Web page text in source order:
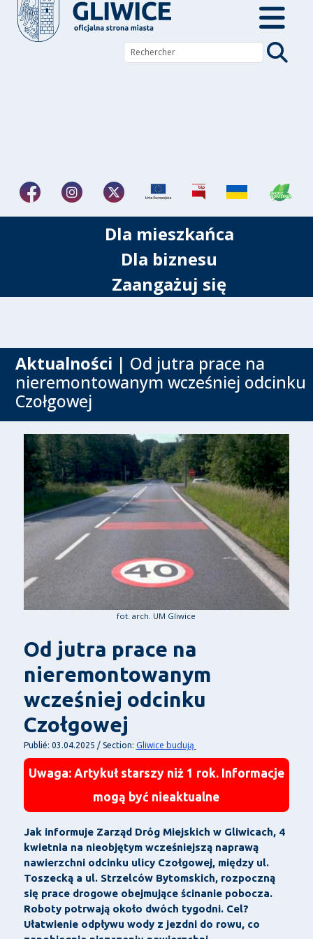
Dla mieszkańca
Dla biznesu
Zaangażuj się
Aktualności | Od jutra prace na
nieremontowanym wcześniej odcinku
Czołgowej
fot. arch. UM Gliwice
Od jutra prace na
nieremontowanym
wcześniej odcinku
Czołgowej
Publié: 03.04.2025 / Section: Gliwice budują
Uwaga: Artykuł starszy niż 1 rok. Informacje
mogą być nieaktualne
Jak informuje Zarząd Dróg Miejskich w Gliwicach, 4
kwietnia na nieobjętym wcześniejszą naprawą
nawierzchni odcinku ulicy Czołgowej, między ul.
Toszecką a ul. Strzelców Bytomskich, rozpoczną
się prace drogowe obejmujące ścinanie pobocza.
Roboty potrwają około dwóch tygodni. Cel?
Ułatwienie odpływu wody z jezdni do rowu, co